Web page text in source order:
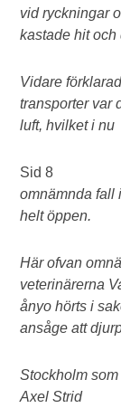
vid ryckningar
kastade hit och
Vidare
transporter var
luft, hvilket i nu
Sid 8
omnämnda fall
helt öppen.
Här ofvan
veterinärerna
ånyo hörts i
ansåge att
Stockholm
Axel Strid